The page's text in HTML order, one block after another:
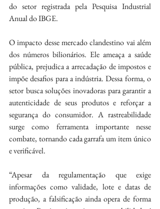
do setor registrada pela Pesquisa Industrial
Anual do IBGE.
O impacto desse mercado clandestino vai além
dos números bilionários. Ele ameaça a saúde
pública, prejudica a arrecadação de impostos e
impõe desafios para a indústria. Dessa forma, o
setor busca soluções inovadoras para garantir a
autenticidade de seus produtos e reforçar a
segurança do consumidor. A rastreabilidade
surge como ferramenta importante nesse
combate, tornando cada garrafa um item único
e verificável.
“Apesar da regulamentação que exige
informações como validade, lote e datas de
produção, a falsificação ainda opera de forma